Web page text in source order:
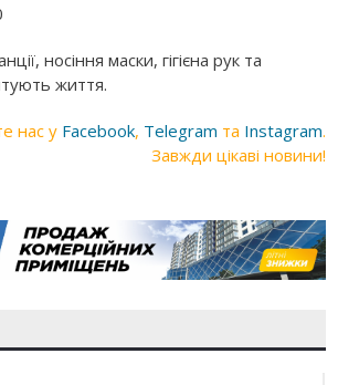
носіння маски, гігієна рук та
життя.
нас у Facebook, Telegram та Instagram.
Завжди цікаві новини!